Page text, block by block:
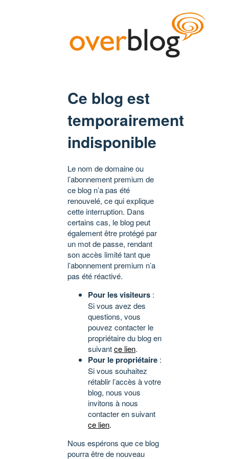
Ce blog est
temporairement
indisponible
Le nom de domaine ou
l’abonnement premium de
ce blog n’a pas été
renouvelé, ce qui explique
cette interruption. Dans
certains cas, le blog peut
également être protégé par
un mot de passe, rendant
son accès limité tant que
l’abonnement premium n’a
pas été réactivé.
Pour les visiteurs :
Si vous avez des
questions, vous
pouvez contacter le
propriétaire du blog en
suivantce lien.
Pour le propriétaire :
Si vous souhaitez
rétablir l’accès à votre
blog, nous vous
invitons à nous
contacter en suivant
ce lien.
Nous espérons que ce blog
pourra être de nouveau